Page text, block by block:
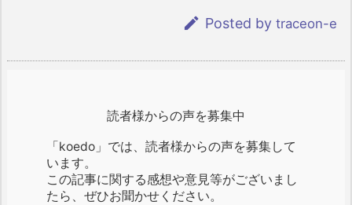
 Posted by traceon-e
読者様からの声を募集中
「koedo」では、読者様からの声を募集して
います。
この記事に関する感想や意見等がございまし
たら、ぜひお聞かせください。